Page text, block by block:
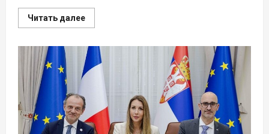
Читать далееПрочитать
больше
Мурманской
области
начали
готовить
площадку
Кольской
АЭС-2